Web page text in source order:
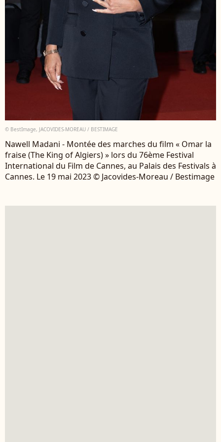
© BestImage, JACOVIDES-MOREAU / BESTIMAGE
Nawell Madani - Montée des marches du film « Omar la
fraise (The King of Algiers) » lors du 76ème Festival
International du Film de Cannes, au Palais des Festivals à
Cannes. Le 19 mai 2023 © Jacovides-Moreau / Bestimage